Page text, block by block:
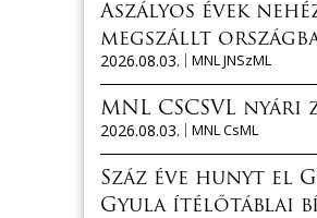
Aszályos évek
megszállt
2026.08.03.
MNL JNSzML
MNL CSCSVL nyári
2026.08.03.
MNL CsML
Száz éve hunyt el
Gyula ítélőtáblai